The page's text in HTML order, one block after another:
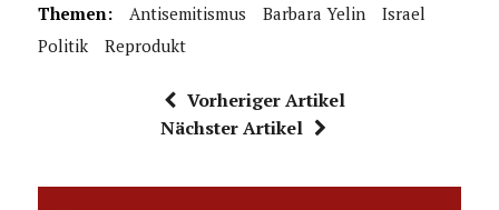
Themen: Antisemitismus Barbara Yelin
Israel
Politik
Reprodukt
Vorheriger Artikel
Nächster Artikel